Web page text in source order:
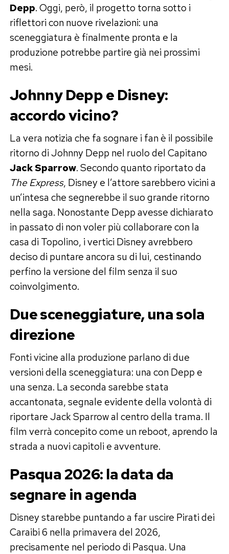
Depp. Oggi, però, il progetto torna sotto i
riflettori con nuove rivelazioni: una
sceneggiatura è finalmente pronta e la
produzione potrebbe partire già nei prossimi
mesi.
Johnny Depp e Disney:
accordo vicino?
La vera notizia che fa sognare i fan è il possibile
ritorno di Johnny Depp nel ruolo del Capitano
Jack Sparrow. Secondo quanto riportato da
The Express, Disney e l’attore sarebbero vicini a
un’intesa che segnerebbe il suo grande ritorno
nella saga. Nonostante Depp avesse dichiarato
in passato di non voler più collaborare con la
casa di Topolino, i vertici Disney avrebbero
deciso di puntare ancora su di lui, cestinando
perfino la versione del film senza il suo
coinvolgimento.
Due sceneggiature, una sola
direzione
Fonti vicine alla produzione parlano di due
versioni della sceneggiatura: una con Depp e
una senza. La seconda sarebbe stata
accantonata, segnale evidente della volontà di
riportare Jack Sparrow al centro della trama. Il
film verrà concepito come un reboot, aprendo la
strada a nuovi capitoli e avventure.
Pasqua 2026: la data da
segnare in agenda
Disney starebbe puntando a far uscire Pirati dei
Caraibi 6 nella primavera del 2026,
precisamente nel periodo di Pasqua. Una